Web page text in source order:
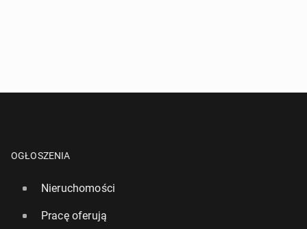
OGŁOSZENIA
Nieruchomości
Pracę oferują